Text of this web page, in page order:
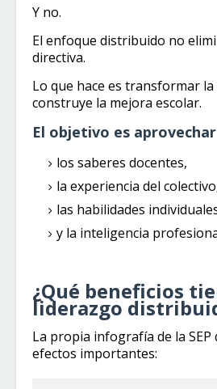
Y no.
El enfoque distribuido no
directiva.
Lo que hace es transformar
construye la mejora escolar.
El objetivo es
los saberes docentes,
la experiencia del
las habilidades
y la inteligencia
¿Qué beneficios
liderazgo
La propia infografía de la SEP
efectos importantes: